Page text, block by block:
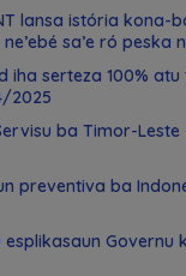
lansa istória kona-
sa’e ró peska
iha serteza 100%
2025
ba Timor-Leste
preventiva ba
esplikasaun